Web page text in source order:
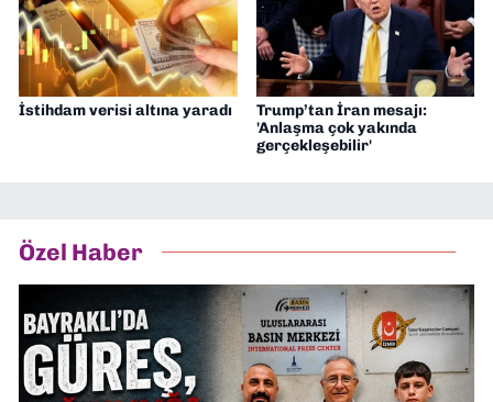
İstihdam verisi altına yaradı
Trump’tan İran mesajı:
'Anlaşma çok yakında
gerçekleşebilir'
Özel Haber